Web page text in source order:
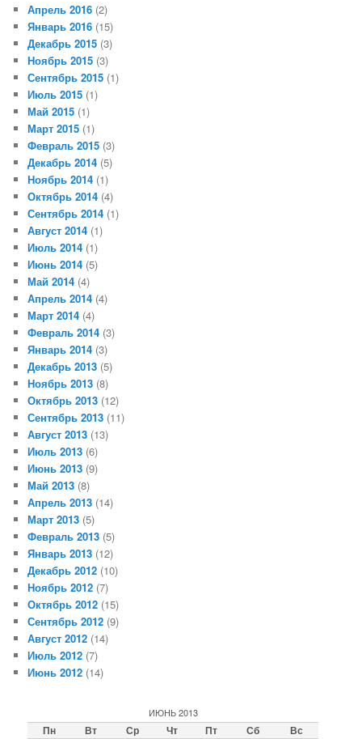
Апрель 2016 (2)
Январь 2016 (15)
Декабрь 2015 (3)
Ноябрь 2015 (3)
Сентябрь 2015 (1)
Июль 2015 (1)
Май 2015 (1)
Март 2015 (1)
Февраль 2015 (3)
Декабрь 2014 (5)
Ноябрь 2014 (1)
Октябрь 2014 (4)
Сентябрь 2014 (1)
Август 2014 (1)
Июль 2014 (1)
Июнь 2014 (5)
Май 2014 (4)
Апрель 2014 (4)
Март 2014 (4)
Февраль 2014 (3)
Январь 2014 (3)
Декабрь 2013 (5)
Ноябрь 2013 (8)
Октябрь 2013 (12)
Сентябрь 2013 (11)
Август 2013 (13)
Июль 2013 (6)
Июнь 2013 (9)
Май 2013 (8)
Апрель 2013 (14)
Март 2013 (5)
Февраль 2013 (5)
Январь 2013 (12)
Декабрь 2012 (10)
Ноябрь 2012 (7)
Октябрь 2012 (15)
Сентябрь 2012 (9)
Август 2012 (14)
Июль 2012 (7)
Июнь 2012 (14)
ИЮНЬ 2013
Пн Вт Ср Чт Пт Сб Вс